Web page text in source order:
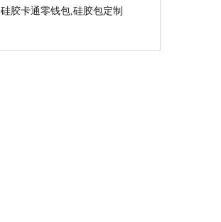
硅胶卡通零钱包,硅胶包定制